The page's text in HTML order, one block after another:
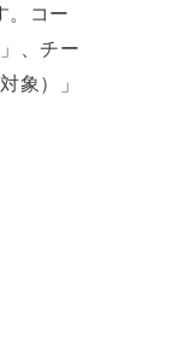
。コー
、チー
象）」